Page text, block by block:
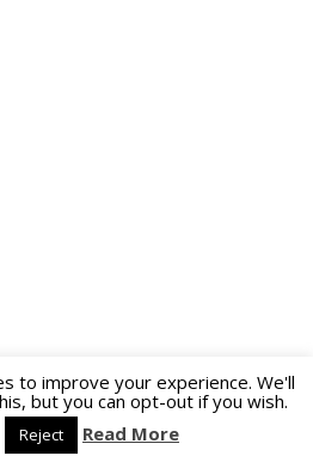
to improve your experience. We'll
but you can opt-out if you wish.
Reject Read More